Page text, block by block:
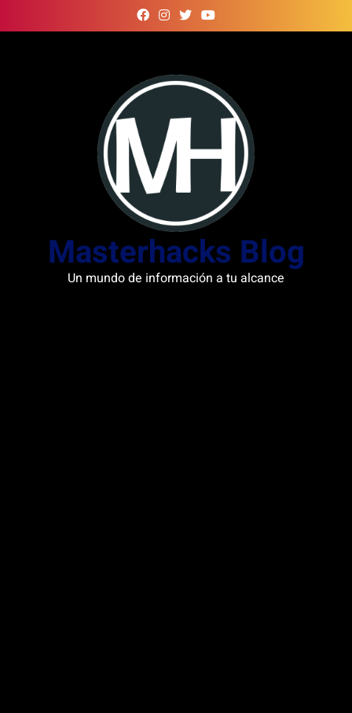
to
Masterhacks Blog
Un mundo de información a tu alcance